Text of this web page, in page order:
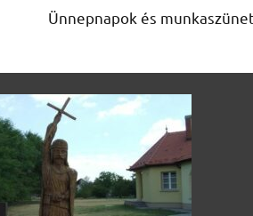
Ünnepnapok és